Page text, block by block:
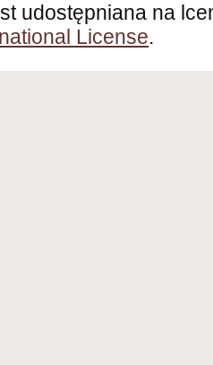
udostępniana na
License.